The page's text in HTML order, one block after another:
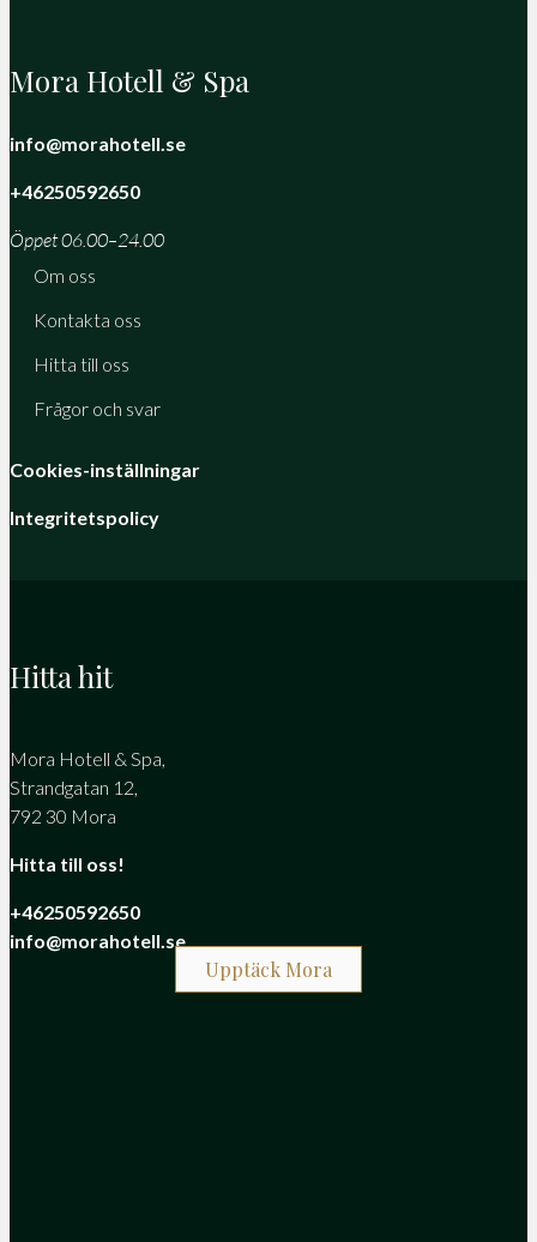
Mora Hotell & Spa
info@morahotell.se
+46250592650
Öppet 06.00–24.00
Om oss
Kontakta oss
Hitta till oss
Frågor och svar
Cookies-inställningar
Integritetspolicy
Hitta hit
Mora Hotell & Spa,
Strandgatan 12,
792 30 Mora
Hitta till oss!
+46250592650
info@morahotell.se
Upptäck Mora